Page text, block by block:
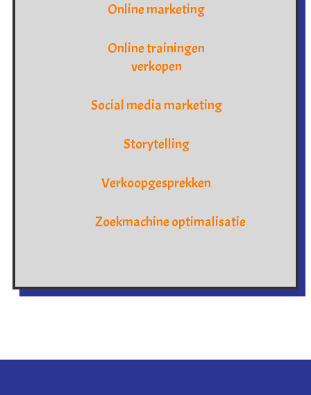
Online marketing
Online trainingen
verkopen
Social media marketing
Storytelling
Verkoopgesprekken
Zoekmachine optimalisatie